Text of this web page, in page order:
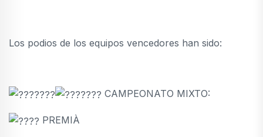
Los podios de los equipos vencedores han sido:
CAMPEONATO MIXTO:
PREMIÀ